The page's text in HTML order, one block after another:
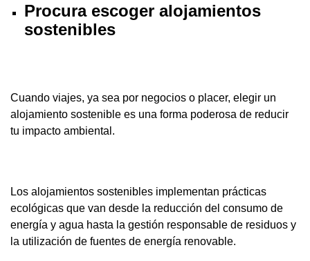
Procura escoger alojamientos
sostenibles
Cuando viajes, ya sea por negocios o placer, elegir un
alojamiento sostenible es una forma poderosa de reducir
tu impacto ambiental.
Los alojamientos sostenibles implementan prácticas
ecológicas que van desde la reducción del consumo de
energía y agua hasta la gestión responsable de residuos y
la utilización de fuentes de energía renovable.